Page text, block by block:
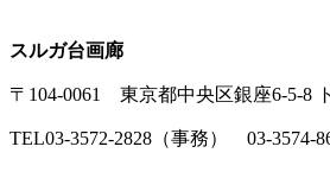
スルガ台画廊
〒104-0061 東京都中央区銀座6-5-8
TEL03-3572-2828（事務） 03-3574-